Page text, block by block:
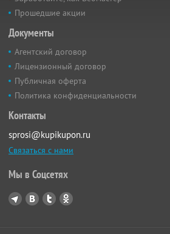
Прошедшие акции
Документы
Агентский договор
Лицензионный договор
Публичная оферта
Политика конфиденциальности
Контакты
sprosi@kupikupon.ru
Связаться с нами
Мы в Соцсетях